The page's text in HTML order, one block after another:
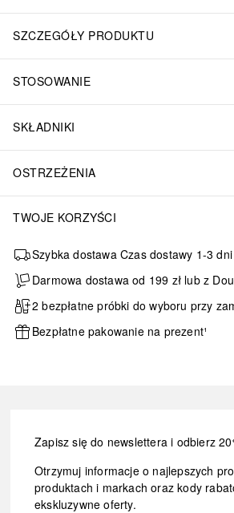
SZCZEGÓŁY PRODUKTU
STOSOWANIE
SKŁADNIKI
OSTRZEŻENIA
TWOJE KORZYŚCI
Szybka dostawa Czas dostawy 1-3 dni
Darmowa dostawa od 199 zł lub z
2 bezpłatne próbki do wyboru przy
Bezpłatne pakowanie na prezent¹
Zapisz się do newslettera i odbierz
Otrzymuj informacje o najlepszych
produktach i markach oraz kody
ekskluzywne oferty.